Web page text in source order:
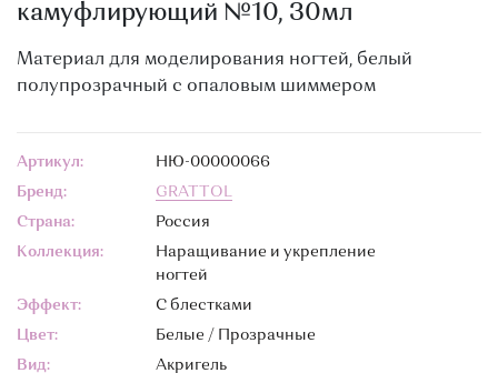
камуфлирующий №10, 30мл
Материал для моделирования ногтей, белый
полупрозрачный с опаловым шиммером
Артикул:
НЮ-00000066
Бренд:
GRATTOL
Страна:
Россия
Коллекция:
Наращивание и укрепление
ногтей
Эффект:
С блестками
Цвет:
Белые / Прозрачные
Вид:
Акригель